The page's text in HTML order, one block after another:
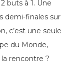
buts à 1. Une
demi-finales sur
c’est une seule
du Monde,
rencontre ?